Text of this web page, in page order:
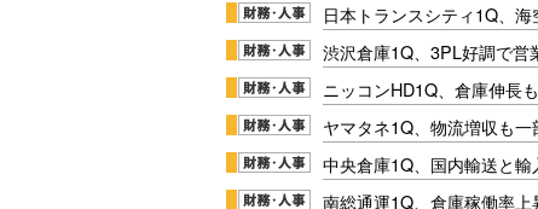
日本トランスシティ1Q、
渋沢倉庫1Q、3PL好調で営
ニッコンHD1Q、倉庫伸長
ヤマタネ1Q、物流増収も
中央倉庫1Q、国内輸送と輸
南総通運1Q、倉庫稼働率上